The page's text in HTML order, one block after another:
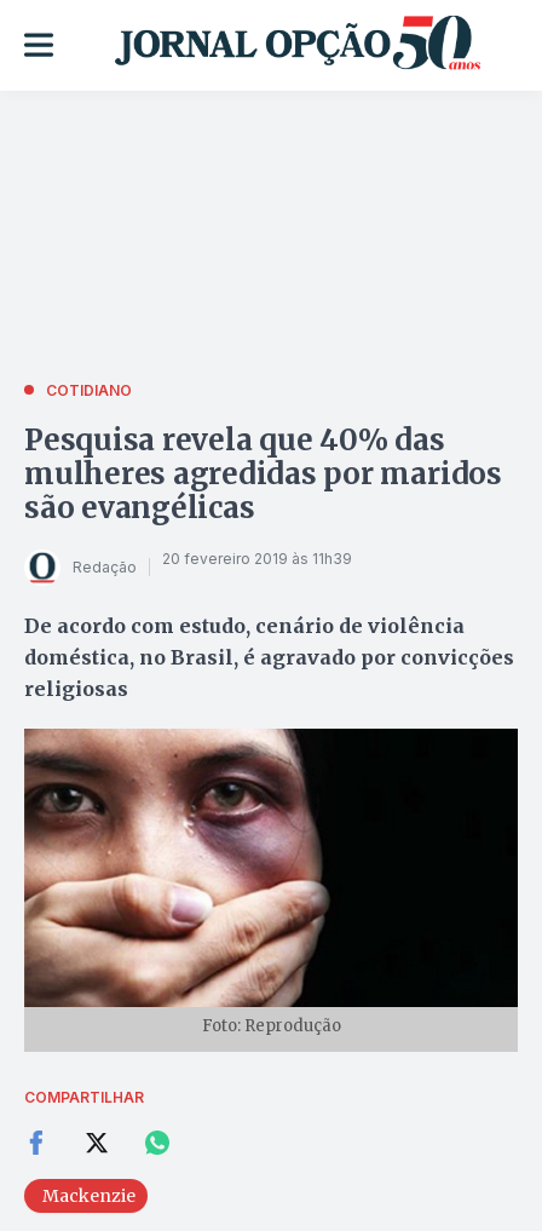
COTIDIANO
Pesquisa revela que 40% das
mulheres agredidas por maridos
são evangélicas
Redação 20 fevereiro 2019 às 11h39
De acordo com estudo, cenário de violência
doméstica, no Brasil, é agravado por convicções
religiosas
Foto: Reprodução
COMPARTILHAR
Mackenzie